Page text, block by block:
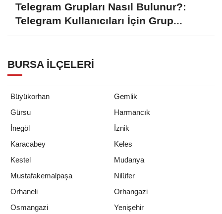
Telegram Grupları Nasıl Bulunur?:
Telegram Kullanıcıları İçin Grup...
BURSA İLÇELERI
Büyükorhan
Gemlik
Gürsu
Harmancık
İnegöl
İznik
Karacabey
Keles
Kestel
Mudanya
Mustafakemalpaşa
Nilüfer
Orhaneli
Orhangazi
Osmangazi
Yenişehir